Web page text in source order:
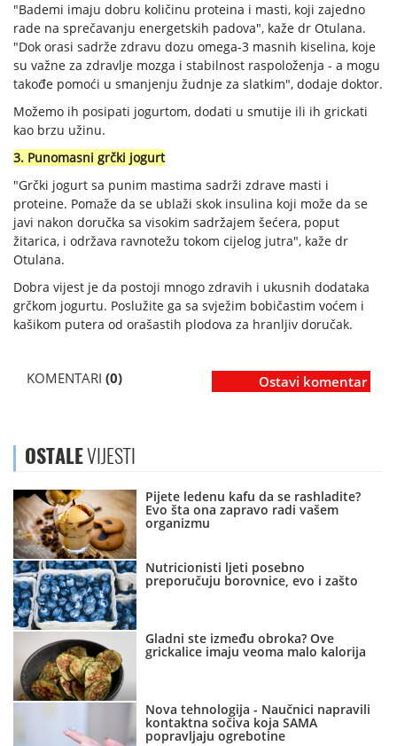
"Bademi imaju dobru količinu proteina i masti, koji zajedno
rade na sprečavanju energetskih padova", kaže dr Otulana.
"Dok orasi sadrže zdravu dozu omega-3 masnih kiselina, koje
su važne za zdravlje mozga i stabilnost raspoloženja - a mogu
takođe pomoći u smanjenju žudnje za slatkim", dodaje doktor.
Možemo ih posipati jogurtom, dodati u smutije ili ih grickati
kao brzu užinu.
3. Punomasni grčki jogurt
"Grčki jogurt sa punim mastima sadrži zdrave masti i
proteine. Pomaže da se ublaži skok insulina koji može da se
javi nakon doručka sa visokim sadržajem šećera, poput
žitarica, i održava ravnotežu tokom cijelog jutra", kaže dr
Otulana.
Dobra vijest je da postoji mnogo zdravih i ukusnih dodataka
grčkom jogurtu. Poslužite ga sa svježim bobičastim voćem i
kašikom putera od orašastih plodova za hranljiv doručak.
KOMENTARI (0) Ostavi komentar
OSTALEVIJESTI
Pijete ledenu kafu da se rashladite?
Evo šta ona zapravo radi vašem
organizmu
Nutricionisti ljeti posebno
preporučuju borovnice, evo i zašto
Gladni ste između obroka? Ove
grickalice imaju veoma malo kalorija
Nova tehnologija - Naučnici napravili
kontaktna sočiva koja SAMA
popravljaju ogrebotine